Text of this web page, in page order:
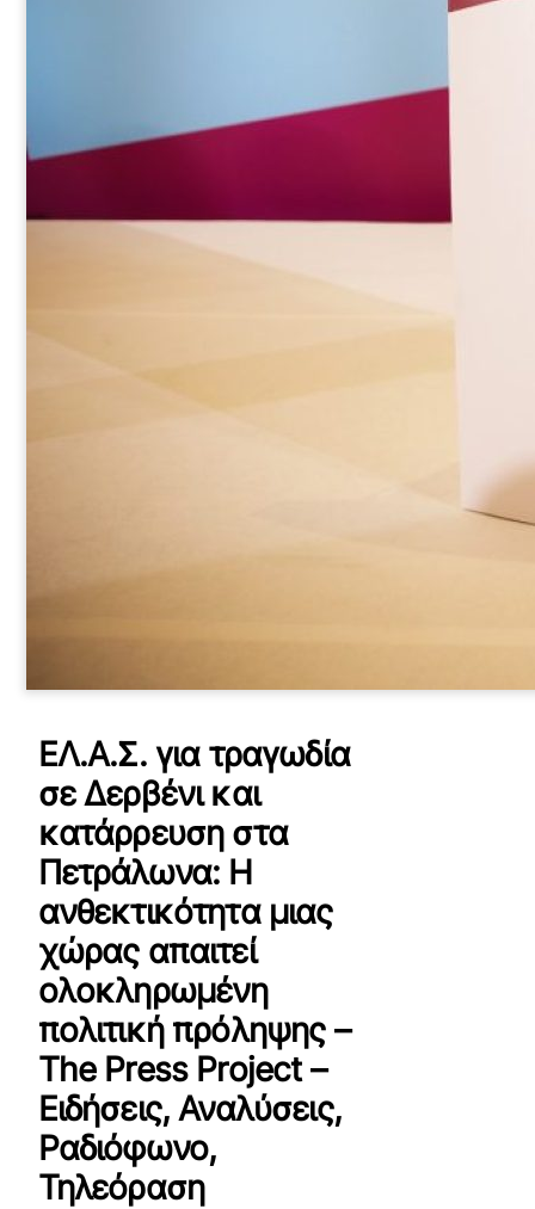
ΕΛ.Α.Σ. για τραγωδία
σε Δερβένι και
κατάρρευση στα
Πετράλωνα: Η
ανθεκτικότητα μιας
χώρας απαιτεί
ολοκληρωμένη
πολιτική πρόληψης –
The Press Project –
Ειδήσεις, Αναλύσεις,
Ραδιόφωνο,
Τηλεόραση